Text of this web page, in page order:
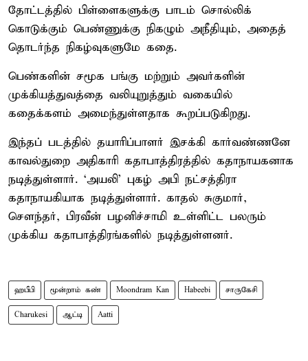
தோட்டத்தில் பிள்ளைகளுக்கு பாடம் சொல்லிக்
கொடுக்கும் பெண்ணுக்கு நிகழும் அநீதியும், அதைத்
தொடர்ந்த நிகழ்வுகளுமே கதை.
பெண்களின் சமூக பங்கு மற்றும் அவர்களின்
முக்கியத்துவத்தை வலியுறுத்தும் வகையில்
கதைக்களம் அமைந்துள்ளதாக கூறப்படுகிறது.
இந்தப் படத்தில் தயாரிப்பாளர் இசக்கி கார்வண்ணனே
காவல்துறை அதிகாரி கதாபாத்திரத்தில் கதாநாயகனாக
நடித்துள்ளார். ‘அயலி’ புகழ் அபி நட்சத்திரா
கதாநாயகியாக நடித்துள்ளார். காதல் சுகுமார்,
சௌந்தர், பிரவீன் பழனிச்சாமி உள்ளிட்ட பலரும்
முக்கிய கதாபாத்திரங்களில் நடித்துள்ளனர்.
ஹபீபி மூன்றாம் கண் Moondram Kan Habeebi சாருகேசி
Charukesi ஆட்டி Aatti